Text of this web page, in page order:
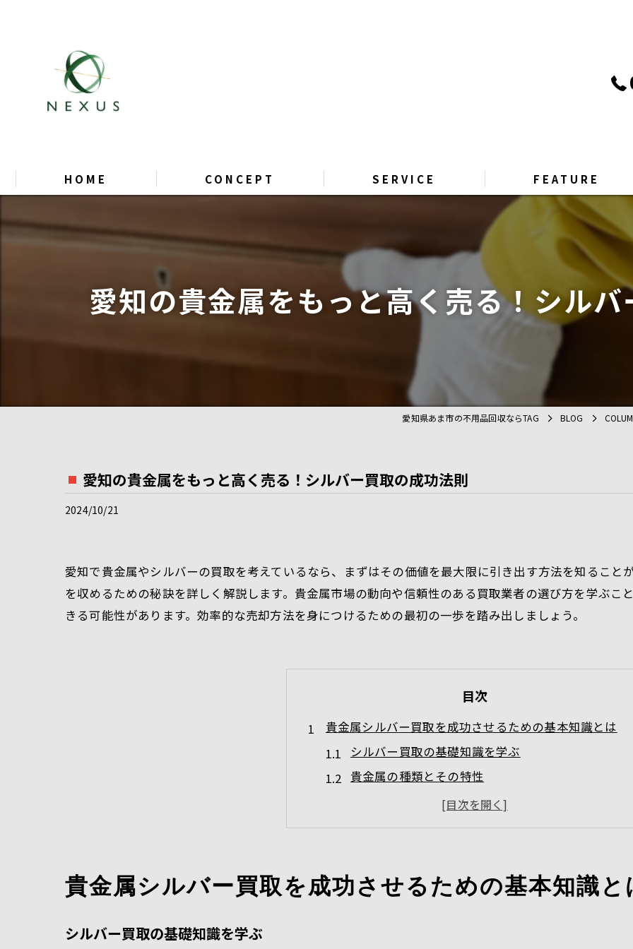
HOME CONCEPT SERVICE
GALLERY
Q&A
FEATURE
片付け
愛知の貴金属をもっと高く売る！シル
愛知県あま市の不用品回収ならTAG BLOG
愛知の貴金属をもっと高く売る！シルバー買取の成功法則
2024/10/21
愛知で貴金属やシルバーの買取を考えているなら、まずはその価値を最大限に引き出す方法を知ること
を収めるための秘訣を詳しく解説します。貴金属市場の動向や信頼性のある買取業者の選び方を学ぶこ
きる可能性があります。効率的な売却方法を身につけるための最初の一歩を踏み出しましょう。
目次
貴金属シルバー買取を成功させるための基本知識とは
シルバー買取の基礎知識を学ぶ
貴金属の種類とその特性
シルバーの市場価値を知る
品質を見極めるポイント
査定時の注意点と準備
愛知で貴金属の価値を引き出すシルバー買取のポイント
貴金属シルバー買取を成功させるための基本知識と
シルバー買取の基礎知識を学ぶ